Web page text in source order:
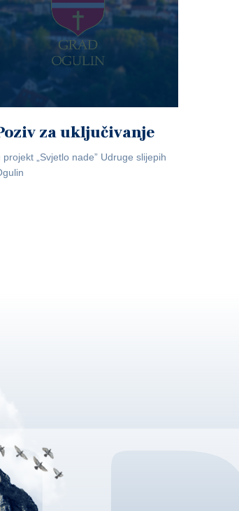
za uključivanje
projekt „Svjetlo nade” Udruge slijepih